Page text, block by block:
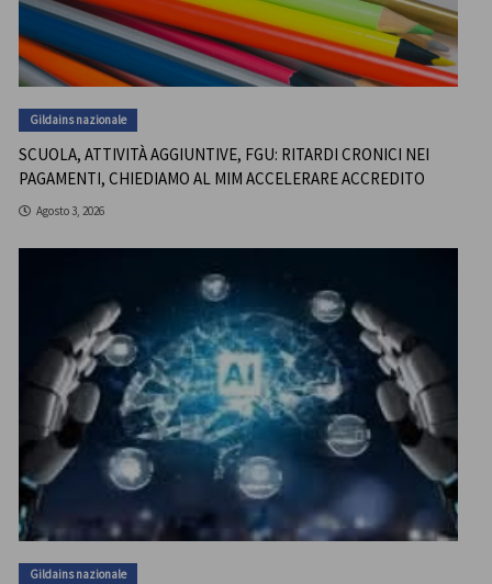
Gildains nazionale
SCUOLA, ATTIVITÀ AGGIUNTIVE, FGU: RITARDI CRONICI NEI
PAGAMENTI, CHIEDIAMO AL MIM ACCELERARE ACCREDITO
Agosto 3, 2026
Gildains nazionale